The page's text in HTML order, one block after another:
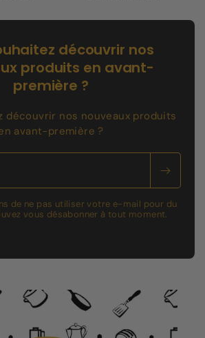
découvrir nos
produits en avant-
première ?
découvrir nos nouveaux produits
avant-première ?
de ne pas utiliser votre e-mail pour du
vous désabonner à tout moment.